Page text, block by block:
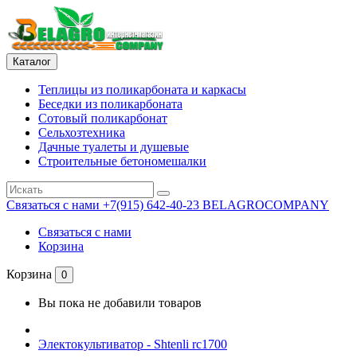
Каталог
Теплицы из поликарбоната и каркасы
Беседки из поликарбоната
Сотовый поликарбонат
Сельхозтехника
Дачные туалеты и душевые
Строительные бетономешалки
Связаться с нами +7(915) 642-40-23 BELAGROCOMPANY
Связаться с нами
Корзина
Корзина 0
Вы пока не добавили товаров
Электокультиватор - Shtenli rc1700